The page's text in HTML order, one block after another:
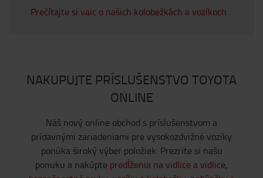
Prečítajte si vaic o našich kolobežkách a vozíkoch
NAKUPUJTE PRÍSLUŠENSTVO TOYOTA
ONLINE
Náš nový online obchod s príslušenstvom a
prídavnými zariadeniami pre vysokozdvižné vozíky
ponúka široký výber položiek. Prezrite si našu
ponuku a nakúpte predĺženia na vidlice a vidlice,